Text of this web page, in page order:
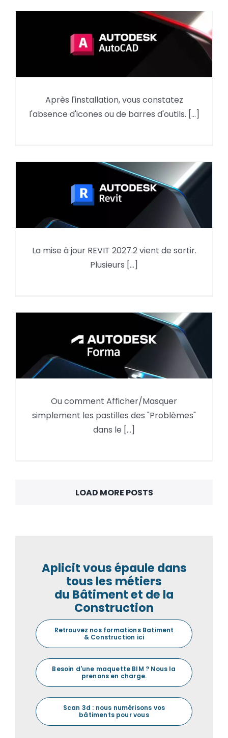
AutoCAD : reprendre des
éléments du menu d’une
Après l'installation, vous constatez
l'absence d'icones ou de barres d'outils. [...]
Mise à jour REVIT 2027.2
La mise à jour REVIT 2027.2 vient de sortir.
Plusieurs [...]
Autodesk Forma,
Afficher/Masquer les
« Problèmes »
Ou comment Afficher/Masquer
simplement les pastilles des "Problèmes"
dans le [...]
LOAD MORE POSTS
Aplicit vous épaule dans
tous les métiers
du Bâtiment et de la
Construction
Retrouvez nos formations Batiment
& Construction ici
Besoin d'une maquette BIM ? Nous la
prenons en charge.
Scan 3d : nous numérisons vos
bâtiments pour vous